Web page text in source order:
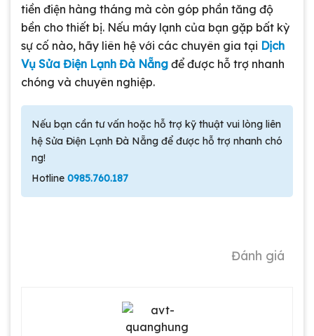
tiền điện hàng tháng mà còn góp phần tăng độ
bền cho thiết bị. Nếu máy lạnh của bạn gặp bất kỳ
sự cố nào, hãy liên hệ với các chuyên gia tại Dịch
Vụ Sửa Điện Lạnh Đà Nẵng để được hỗ trợ nhanh
chóng và chuyên nghiệp.
Nếu bạn cần tư vấn hoặc hỗ trợ kỹ thuật vui lòng liên
hệ Sửa Điện Lạnh Đà Nẵng để được hỗ trợ nhanh chó
ng!
Hotline 0985.760.187
Đánh giá